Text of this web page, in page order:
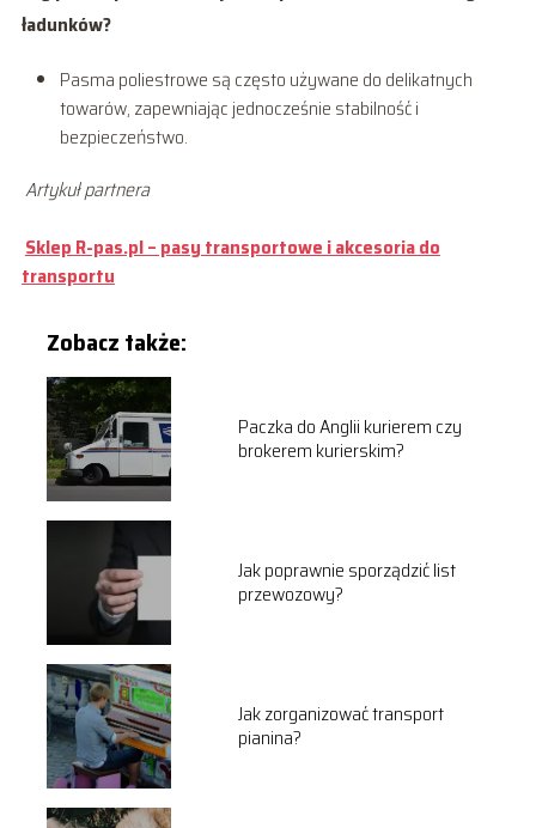
ładunków?
Pasma poliestrowe są często używane do delikatnych
towarów, zapewniając jednocześnie stabilność i
bezpieczeństwo.
Artykuł partnera
Sklep R-pas.pl – pasy transportowe i akcesoria do
transportu
Zobacz także:
Paczka do Anglii kurierem czy
brokerem kurierskim?
Jak poprawnie sporządzić list
przewozowy?
Jak zorganizować transport
pianina?